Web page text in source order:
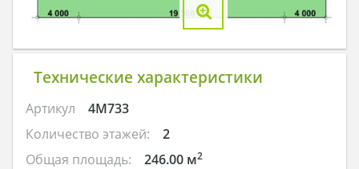
Технические характеристики
Артикул
4M733
Количество этажей:
2
Общая площадь:
246.00 м2